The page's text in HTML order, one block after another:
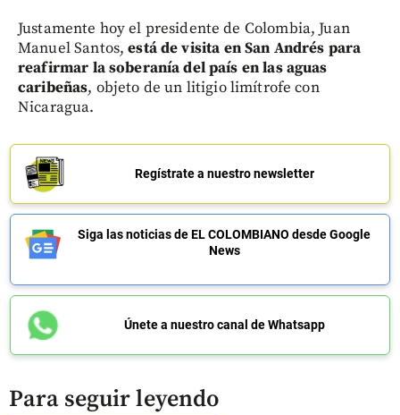
Justamente hoy el presidente de Colombia, Juan
Manuel Santos,está de visita en San Andrés para
reafirmar la soberanía del país en las aguas
caribeñas, objeto de un litigio limítrofe con
Nicaragua.
Regístrate a nuestro newsletter
Siga las noticias de EL COLOMBIANO desde Google
News
Únete a nuestro canal de Whatsapp
Para seguir leyendo